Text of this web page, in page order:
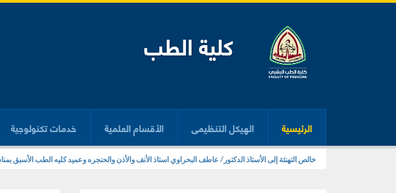
كلية الطب
الرئيسية الهيكل التنظيمى الأقسام العلمية خدمات تكنولوجية
خالص التهنئة إلى الأستاذ الدكتور/ عاطف البحراوي استاذ الأنف والأذن والحنجره وعميد كليه الطب الأسبق
زيارة معمل المهارات الإكلينيكية بكلية الطب